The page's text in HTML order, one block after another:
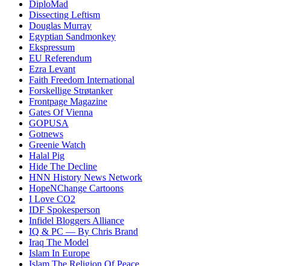
DiploMad
Dissecting Leftism
Douglas Murray
Egyptian Sandmonkey
Ekspressum
EU Referendum
Ezra Levant
Faith Freedom International
Forskellige Strøtanker
Frontpage Magazine
Gates Of Vienna
GOPUSA
Gotnews
Greenie Watch
Halal Pig
Hide The Decline
HNN History News Network
HopeNChange Cartoons
I Love CO2
IDF Spokesperson
Infidel Bloggers Alliance
IQ & PC — By Chris Brand
Iraq The Model
Islam In Europe
Islam The Religion Of Peace